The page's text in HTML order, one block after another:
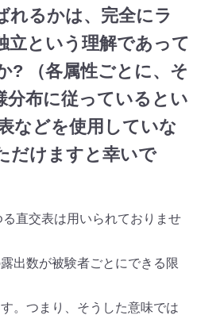
れるかは、完全にラ
立という理解であって
? （各属性ごとに、そ
分布に従っているとい
などを使用していな
だけますと幸いで
直交表は用いられておりませ
出数が被験者ごとにできる限
。つまり、そうした意味では